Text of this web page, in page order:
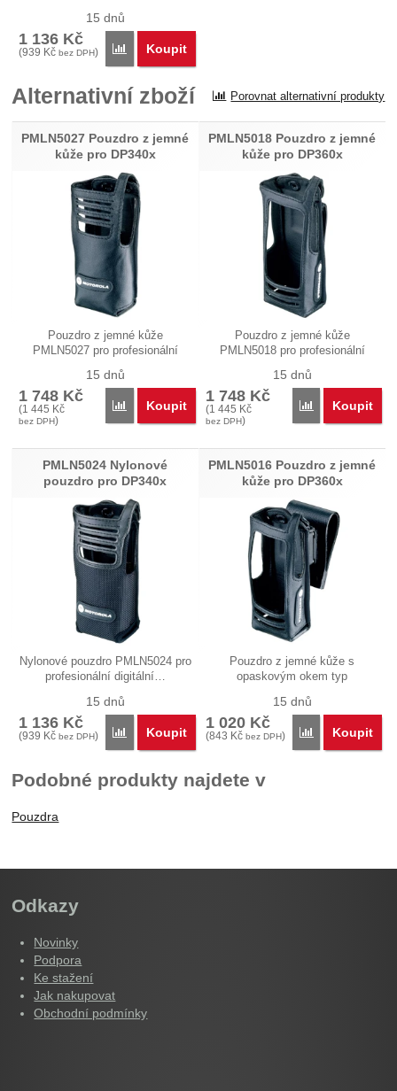
15 dnů
1 136 Kč
(939 Kč bez DPH) Porovnat
Koupit
Alternativní zboží Porovnat alternativní produkty
PMLN5027 Pouzdro z jemné
kůže pro DP340x
Pouzdro z jemné kůže
PMLN5027 pro profesionální
15 dnů
1 748 Kč
(1 445 Kč
bez DPH)
Porovnat
Koupit
PMLN5018 Pouzdro z jemné
kůže pro DP360x
Pouzdro z jemné kůže
PMLN5018 pro profesionální
15 dnů
1 748 Kč
(1 445 Kč
bez DPH)
Porovnat
Koupit
PMLN5024 Nylonové
pouzdro pro DP340x
Nylonové pouzdro PMLN5024 pro
profesionální digitální…
15 dnů
1 136 Kč
(939 Kč bez DPH) Porovnat
Koupit
PMLN5016 Pouzdro z jemné
kůže pro DP360x
Pouzdro z jemné kůže s
opaskovým okem typ
15 dnů
1 020 Kč
(843 Kč bez DPH) Porovnat
Koupit
Podobné produkty najdete v
Pouzdra
Odkazy
Novinky
Podpora
Ke stažení
Jak nakupovat
Obchodní podmínky